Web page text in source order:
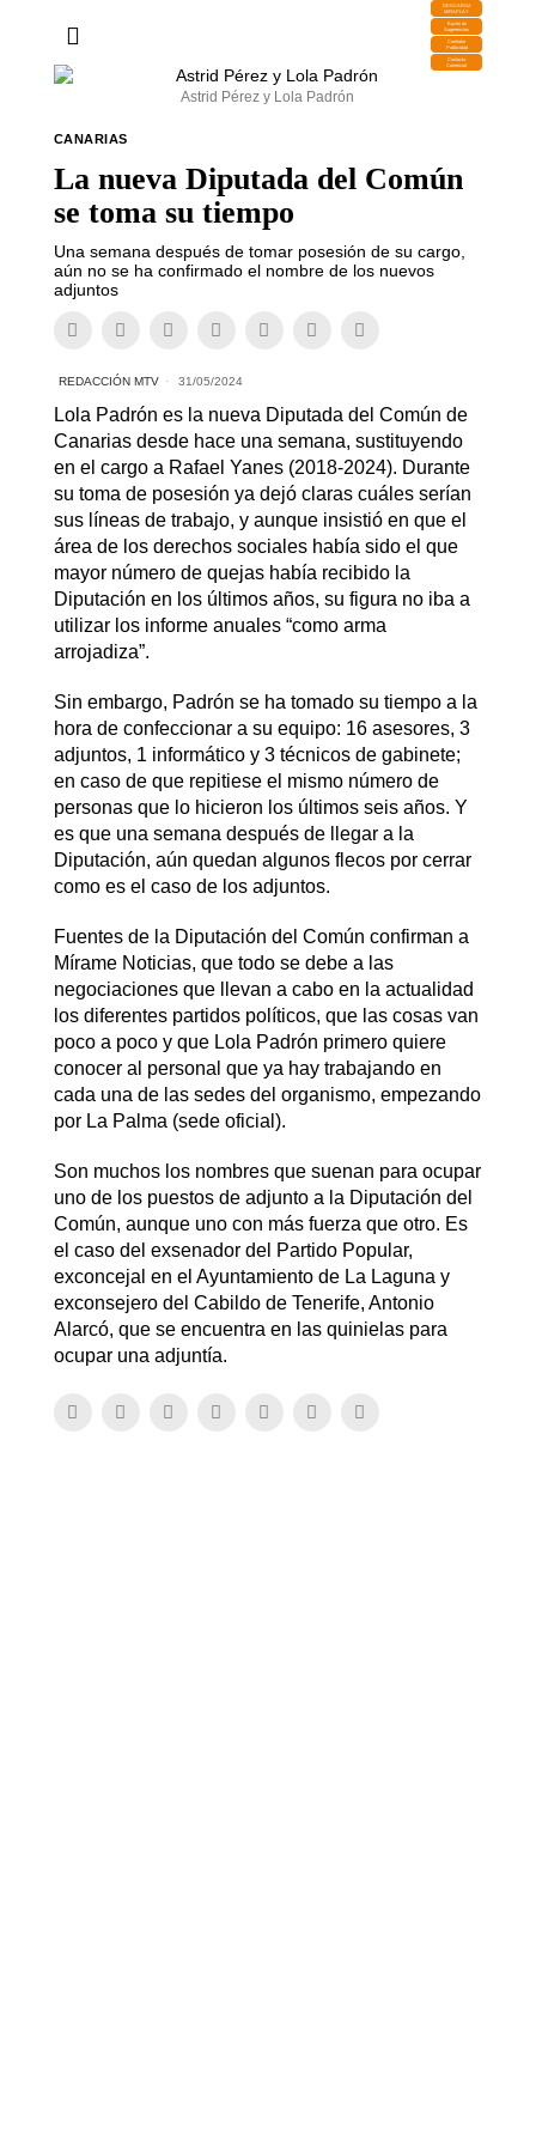
DESCARGA
MIRAPLAY
Buzón de
Sugerencias
Contratar
Publicidad
Contacto
Comercial
Astrid Pérez y Lola Padrón
CANARIAS
La nueva Diputada del Común
se toma su tiempo
Una semana después de tomar posesión de su cargo,
aún no se ha confirmado el nombre de los nuevos
adjuntos
REDACCIÓN MTV 31/05/2024
Lola Padrón es la nueva Diputada del Común de
Canarias desde hace una semana, sustituyendo
en el cargo a Rafael Yanes (2018-2024). Durante
su toma de posesión ya dejó claras cuáles serían
sus líneas de trabajo, y aunque insistió en que el
área de los derechos sociales había sido el que
mayor número de quejas había recibido la
Diputación en los últimos años, su figura no iba a
utilizar los informe anuales “como arma
arrojadiza”.
Sin embargo, Padrón se ha tomado su tiempo a la
hora de confeccionar a su equipo: 16 asesores, 3
adjuntos, 1 informático y 3 técnicos de gabinete;
en caso de que repitiese el mismo número de
personas que lo hicieron los últimos seis años. Y
es que una semana después de llegar a la
Diputación, aún quedan algunos flecos por cerrar
como es el caso de los adjuntos.
Fuentes de la Diputación del Común confirman a
Mírame Noticias, que todo se debe a las
negociaciones que llevan a cabo en la actualidad
los diferentes partidos políticos, que las cosas van
poco a poco y que Lola Padrón primero quiere
conocer al personal que ya hay trabajando en
cada una de las sedes del organismo, empezando
por La Palma (sede oficial).
Son muchos los nombres que suenan para ocupar
uno de los puestos de adjunto a la Diputación del
Común, aunque uno con más fuerza que otro. Es
el caso del exsenador del Partido Popular,
exconcejal en el Ayuntamiento de La Laguna y
exconsejero del Cabildo de Tenerife, Antonio
Alarcó, que se encuentra en las quinielas para
ocupar una adjuntía.